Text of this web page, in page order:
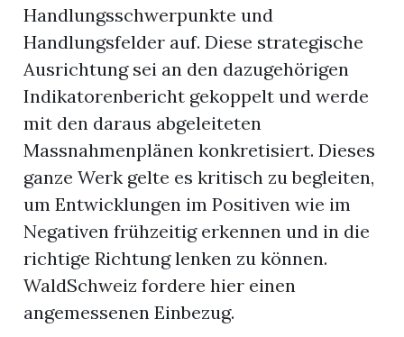
Handlungsschwerpunkte und
Handlungsfelder auf. Diese strategische
Ausrichtung sei an den dazugehörigen
Indikatorenbericht gekoppelt und werde
mit den daraus abgeleiteten
Massnahmenplänen konkretisiert. Dieses
ganze Werk gelte es kritisch zu begleiten,
um Entwicklungen im Positiven wie im
Negativen frühzeitig erkennen und in die
richtige Richtung lenken zu können.
WaldSchweiz fordere hier einen
angemessenen Einbezug.